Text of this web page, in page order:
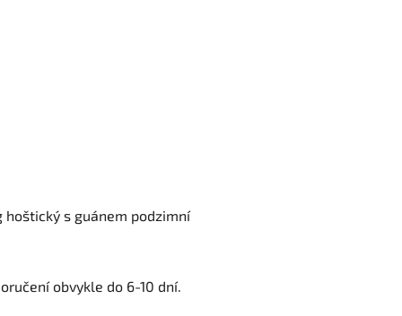
hoštický s guánem podzimní
obvykle do 6-10 dní.